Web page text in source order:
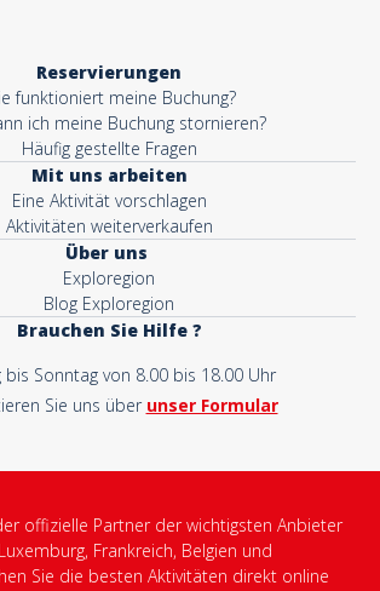
Reservierungen
funktioniert meine Buchung?
ich meine Buchung stornieren?
Häufig gestellte Fragen
Mit uns arbeiten
Eine Aktivität vorschlagen
Aktivitäten weiterverkaufen
Über uns
Exploregion
Blog Exploregion
Brauchen Sie Hilfe ?
bis Sonntag von 8.00 bis 18.00 Uhr
Sie uns über unser Formular
offizielle Partner der wichtigsten Anbieter
Frankreich, Belgien und
Sie die besten Aktivitäten direkt online